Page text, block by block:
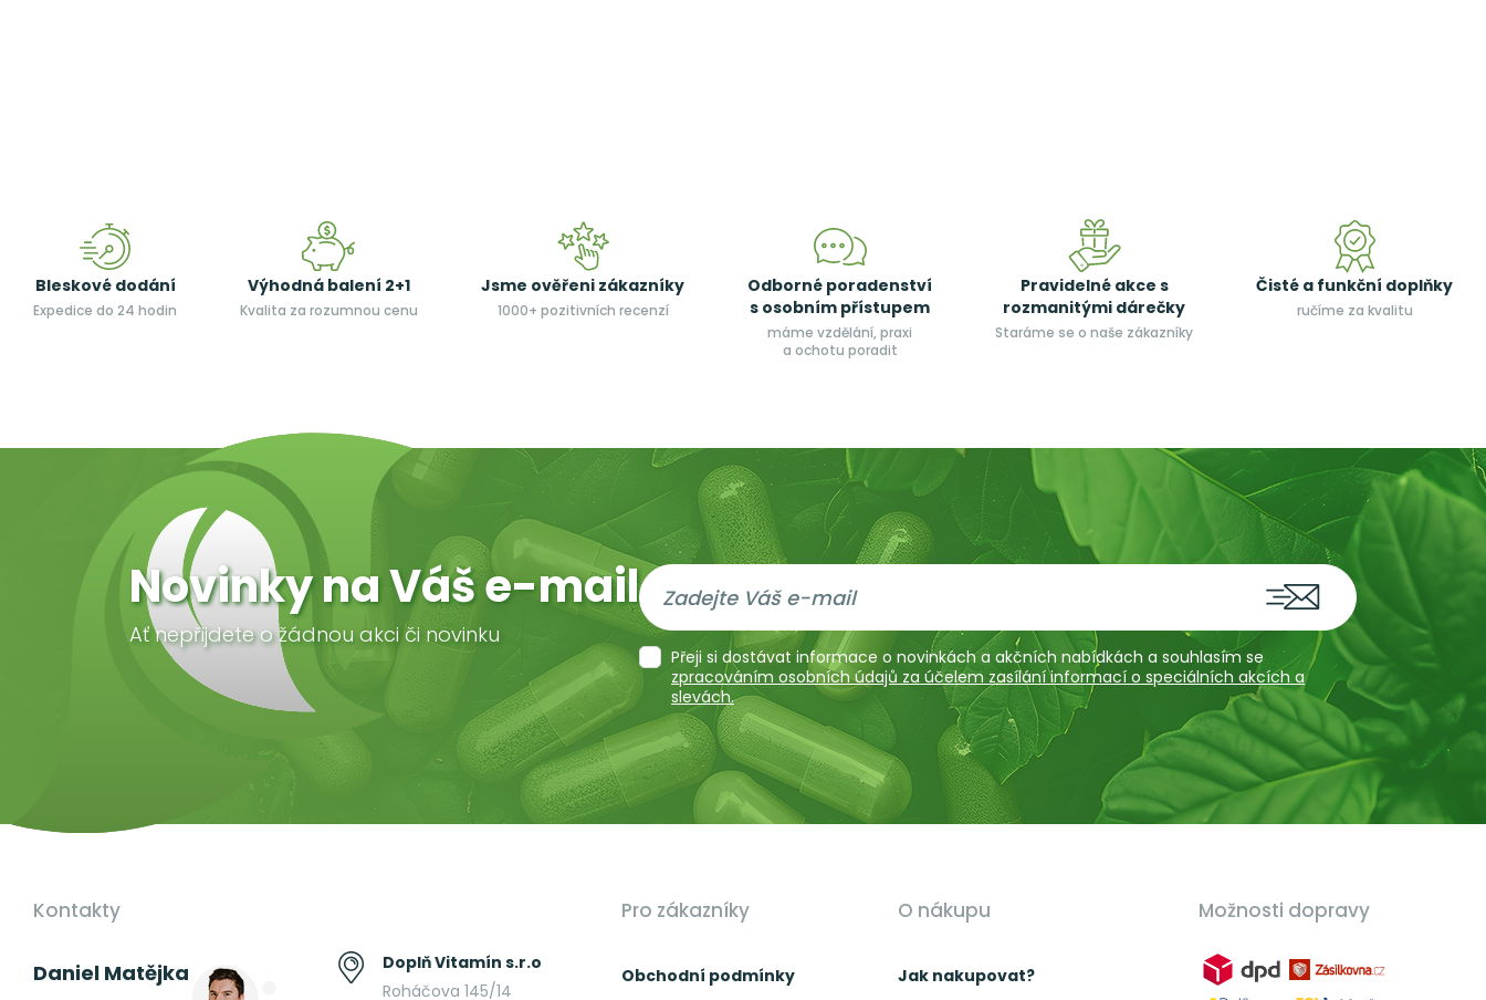
Bleskové dodání
Expedice do 24 hodin
Výhodná balení 2+1
Kvalita za rozumnou cenu
Jsme ověřeni zákazníky
1000+ pozitivních recenzí
Odborné poradenství
s osobním přístupem
máme vzdělání, praxi
a ochotu poradit
Pravidelné akce s
rozmanitými dárečky
Staráme se o naše zákazníky
Čisté a funkční doplňky
ručíme za kvalitu
Novinky na Váš e-mail
Ať nepřijdete o žádnou akci či novinku
Přeji si dostávat informace o novinkách a akčních nabídkách a souhlasím se
zpracováním osobních údajů za účelem zasílání informací o speciálních akcích a
slevách.
Kontakty
Daniel Matějka
Doplň Vitamín s.r.o
Roháčova 145/14
Pro zákazníky
Obchodní podmínky
O nákupu
Jak nakupovat?
Možnosti dopravy